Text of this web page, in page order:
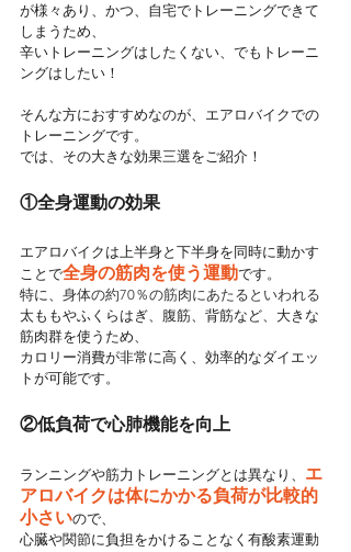
が様々あり、かつ、自宅でトレーニングできて
しまうため、
辛いトレーニングはしたくない、でもトレーニ
ングはしたい！
そんな方におすすめなのが、エアロバイクでの
トレーニングです。
では、その大きな効果三選をご紹介！
①全身運動の効果
エアロバイクは上半身と下半身を同時に動かす
ことで全身の筋肉を使う運動です。
特に、 身体の約70％の筋肉にあたるといわれる
太ももやふくらはぎ、腹筋、背筋など、大きな
筋肉群を使うため、
カロリー消費が非常に高く、効率的なダイエッ
トが可能です。
②低負荷で心肺機能を向上
ランニングや筋力トレーニングとは異なり、 エ
アロバイクは体にかかる負荷が比較的
小さいので、
心臓や関節に負担をかけることなく有酸素運動